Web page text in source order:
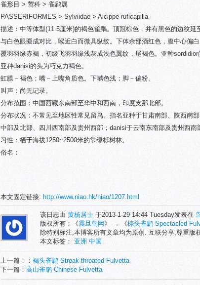
雀形目 > 莺科 > 雀鹛属
PASSERIFORMES > Sylviidae > Alcippe ruficapilla
描述：中等体型(11.5厘米)的褐色雀鹛。顶冠棕色，并有黑色的边纹
与白色眼圈成对比，喉近白而微具纵纹。下体余部酒红色，腹中心偏
覆羽羽缘赤褐，初级飞羽羽缘浅灰成浅色翼纹，尾褐色。亚种
亚种danisi的头为巧克力褐色。
虹膜－褐色；嘴－上嘴角质色。下嘴色浅；脚－偏粉。
叫声：尚无记录。
分布范围：中国西藏东南部至华中和西南，印度支那北部。
分布状况：不常见至地区性常见留鸟。指名亚种于甘肃南部、陕西南
中部及北部、四川西南部及贵州西部；danisi于云南东南部及贵州西南
习性：栖于海拔1250~2500米的常绿栎树林。
俗名：
本文固定链接: http://www.niao.hk/niao/1207.html
该日志由 黄杨居士 于2013-1-29 14:44 Tuesday发表在
版权所有：《震旦鸟网 》 → 《棕头雀鹛 Spectacled
除特别标注,本博客所有文章均为原创. 互联分享,尊重版
本文标签： 亚洲 中国
上一篇：： 褐头雀鹛 Streak-throated Fulvetta
下一篇： 高山雀鹛 Chinese Fulvetta